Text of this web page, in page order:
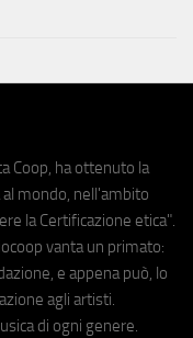
Coop, ha ottenuto la
mondo, nell'ambito
la Certificazione etica".
vanta un primato:
e appena può, lo
agli artisti.
di ogni genere.